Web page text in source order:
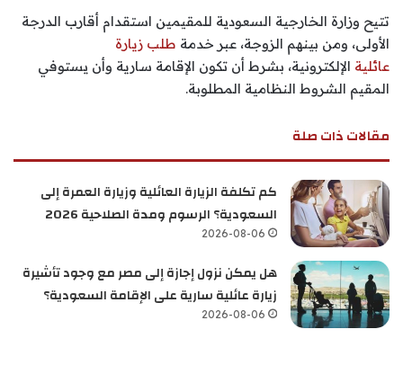
تتيح وزارة الخارجية السعودية للمقيمين استقدام أقارب الدرجة
الأولى، ومن بينهم الزوجة، عبر خدمة طلب زيارة
عائلية الإلكترونية، بشرط أن تكون الإقامة سارية وأن يستوفي
المقيم الشروط النظامية المطلوبة.
مقالات ذات صلة
كم تكلفة الزيارة العائلية وزيارة العمرة إلى
السعودية؟ الرسوم ومدة الصلاحية 2026
2026-08-06
هل يمكن نزول إجازة إلى مصر مع وجود تأشيرة
زيارة عائلية سارية على الإقامة السعودية؟
2026-08-06